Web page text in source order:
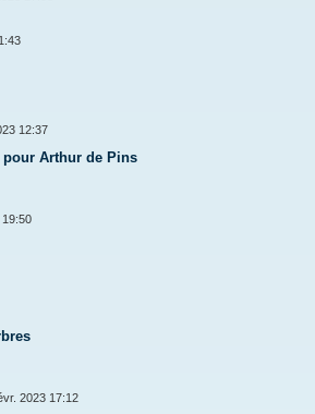
12:37
pour Arthur de Pins
2023 17:12